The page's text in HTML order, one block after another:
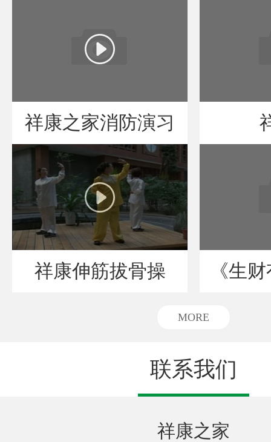
祥康之家消防演习
祥康伸筋拔骨操 《生
MORE
联系我们
祥康之家